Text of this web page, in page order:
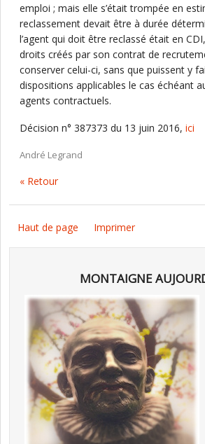
emploi ; mais elle s’était trompée en
reclassement devait être à durée
l’agent qui doit être reclassé était en
droits créés par son contrat de
conserver celui-ci, sans que puissent y
dispositions applicables le cas échéant
agents contractuels.
Décision n° 387373 du 13 juin 2016, ici
André Legrand
« Retour
Haut de page Imprimer
MONTAIGNE